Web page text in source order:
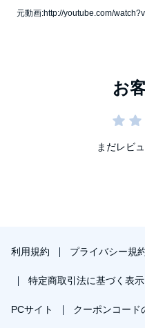
元動画:http://youtube.com/
まだレビ
利用規約 プライバシー規
特定商取引法に基づく表示
PCサイト クーポンコード